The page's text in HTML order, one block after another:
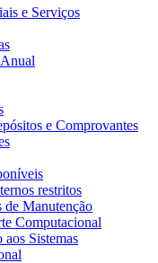
e Serviços
e Comprovantes
restritos
de Manutenção
Computacional
Sistemas